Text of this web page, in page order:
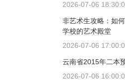
2026-07-06
非艺术生攻略：如
学校的艺术殿堂
2026-07-06
云南省2015年二本
2026-07-06